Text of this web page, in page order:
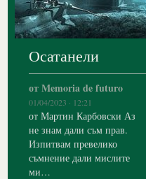
Осатанели
от Memoria de futuro
01/04/2023 · 12:21
от Мартин Карбовски Аз
не знам дали съм прав.
Изпитвам превелико
съмнение дали мислите
ми…